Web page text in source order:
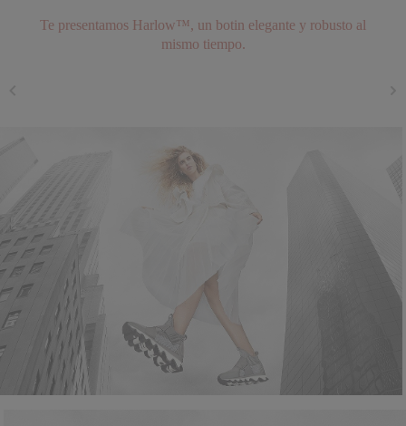
Te presentamos Harlow™, un botin elegante y robusto al
mismo tiempo.